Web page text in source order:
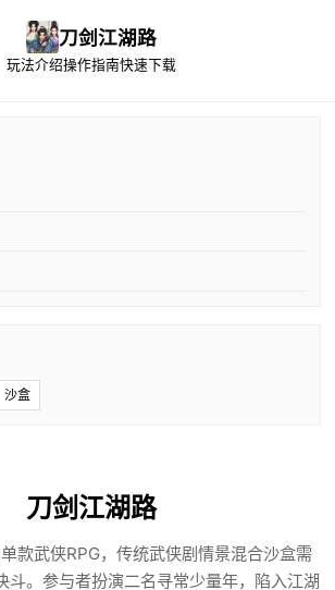
刀剑江湖路
玩法介绍操作指南快速下载
沙盒
刀剑江湖路
单款武侠RPG，传统武侠剧情景混合沙盒需
斗。参与者扮演二名寻常少量年，陷入江湖